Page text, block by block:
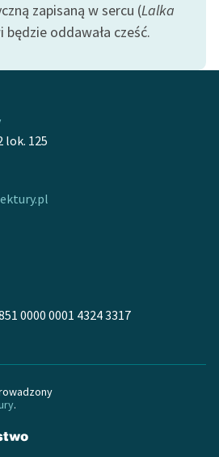
zapisaną w sercu (Lalka
oddawała cześć.
lok. 125
0000 0001 4324 3317
.